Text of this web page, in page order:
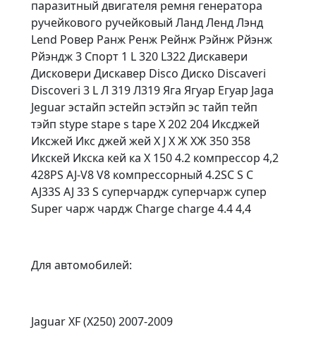
паразитный двигателя ремня генератора
ручейкового ручейковый Ланд Ленд Лэнд
Lend Ровер Ранж Ренж Рейнж Рэйнж Рйэнж
Рйэндж 3 Спорт 1 L 320 L322 Дискавери
Дисковери Дискавер Disco Диско Discaveri
Discoveri 3 L Л 319 Л319 Яга Ягуар Егуар Jaga
Jeguar эстайп эстейп эстэйп эс тайп тейп
тэйп stype stape s tape X 202 204 Иксджей
Иксжей Икс джей жей X J Х Ж ХЖ 350 358
Икскей Икска кей ка X 150 4.2 компрессор 4,2
428PS AJ-V8 V8 компрессорный 4.2SC S C
AJ33S AJ 33 S суперчардж суперчарж супер
Super чарж чардж Charge charge 4.4 4,4
Для автомобилей:
Jaguar XF (X250) 2007-2009